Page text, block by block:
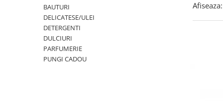
BAUTURI
DELICATESE/ULEI
DETERGENTI
DULCIURI
PARFUMERIE
PUNGI CADOU
Afiseaza: